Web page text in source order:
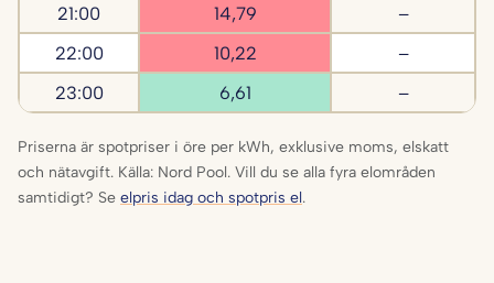
21:00
14,79
–
22:00
10,22
–
23:00
6,61 –
Priserna är spotpriser i öre per kWh, exklusive moms, elskatt
och nätavgift. Källa: Nord Pool. Vill du se alla fyra elområden
samtidigt? Se elpris idag och spotpris el.